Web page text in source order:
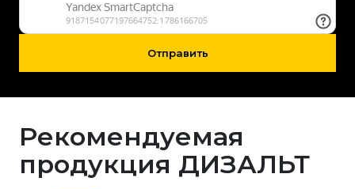
Отправить
Рекомендуемая
продукция ДИЗАЛЬТ